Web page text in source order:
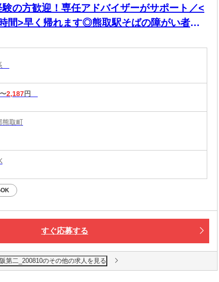
験の方歓迎！専任アドバイザーがサポート／<
間>早く帰れます◎熊取駅そばの障がい者支
2,187円
熊取町
すぐ応募する
第二_200810のその他の求人を見る